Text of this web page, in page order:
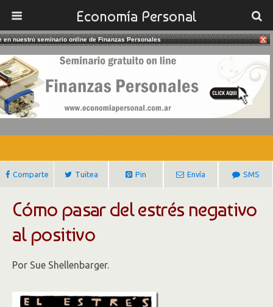
Economía Personal
19/01/2017
Cómo Pasar Del Estrés Negativo Al
Positivo
Comparte Tuitea Pin Envía SMS
Cómo pasar del estrés negativo
al positivo
Por Sue Shellenbarger.
en nuestro seminario online de Finanzas Personales